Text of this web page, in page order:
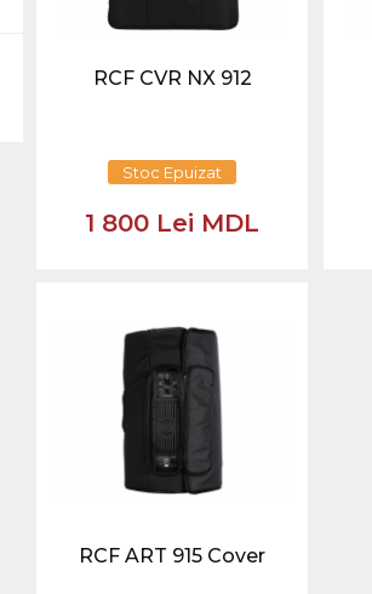
RCF CVR NX 912
Stoc Epuizat
1 800 Lei MDL
RCF ART 915 Cover